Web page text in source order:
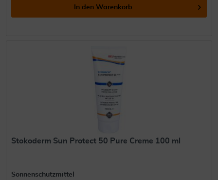
In den Warenkorb
Stokoderm Sun Protect 50 Pure Creme 100 ml
Sonnenschutzmittel